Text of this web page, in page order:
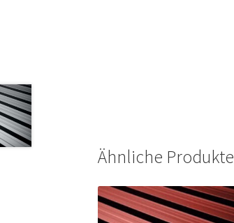
Ähnliche Produkte